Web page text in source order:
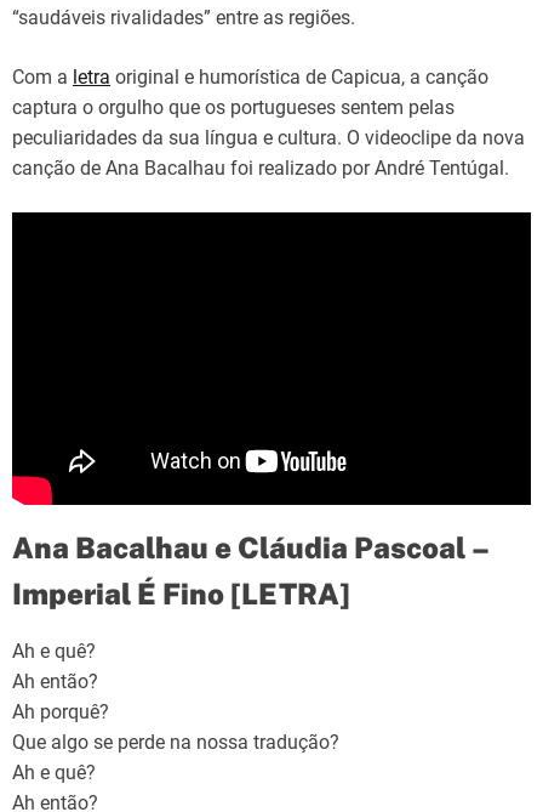
“saudáveis rivalidades” entre as regiões.
Com a letra original e humorística de Capicua, a canção
captura o orgulho que os portugueses sentem pelas
peculiaridades da sua língua e cultura. O videoclipe da nova
canção de Ana Bacalhau foi realizado por André Tentúgal.
Ana Bacalhau e Cláudia Pascoal –
Imperial É Fino [LETRA]
Ah e quê?
Ah então?
Ah porquê?
Que algo se perde na nossa tradução?
Ah e quê?
Ah então?